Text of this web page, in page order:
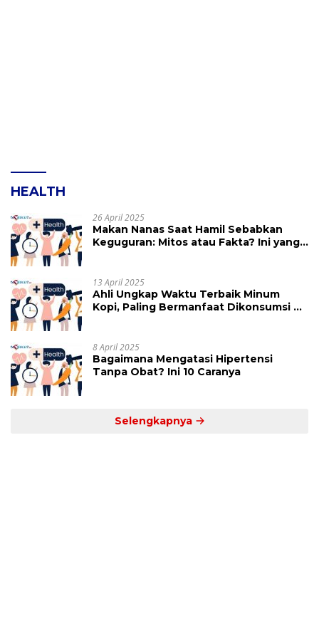
HEALTH
26 April 2025
Makan Nanas Saat Hamil Sebabkan
Keguguran: Mitos atau Fakta? Ini yang
13 April 2025
Ahli Ungkap Waktu Terbaik Minum
Kopi, Paling Bermanfaat Dikonsumsi di
8 April 2025
Bagaimana Mengatasi Hipertensi
Tanpa Obat? Ini 10 Caranya
Selengkapnya